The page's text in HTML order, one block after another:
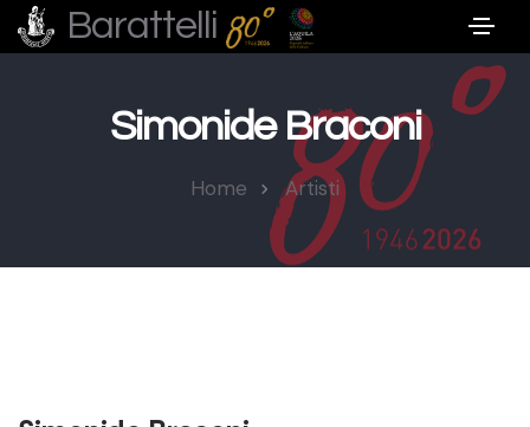
Barattelli
Simonide Braconi
Home Artisti